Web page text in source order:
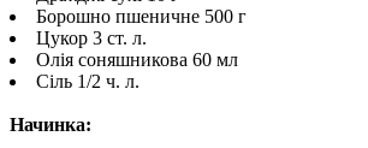
Борошно пшеничне 500 г
Цукор 3 ст. л.
Олія соняшникова 60 мл
Сіль 1/2 ч. л.
Начинка: